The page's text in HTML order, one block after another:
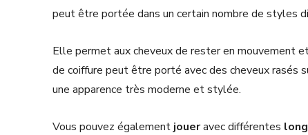
peut être portée dans un certain nombre de styles
Elle permet aux cheveux de rester en mouvement
de coiffure peut être porté avec des cheveux rasés
une apparence très moderne et stylée.
Vous pouvez également joueravec différentes